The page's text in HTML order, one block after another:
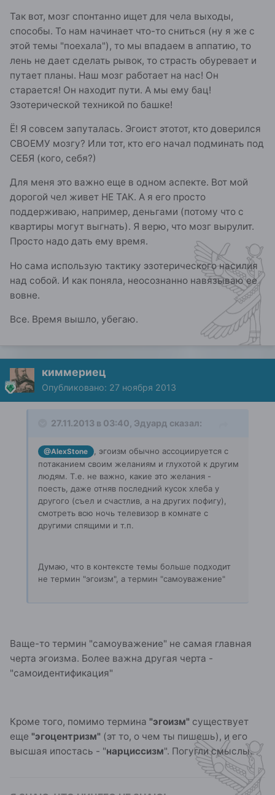
Так вот, мозг спонтанно ищет для чела выходы,
способы. То нам начинает что-то сниться (ну я же с
этой темы "поехала"), то мы впадаем в аппатию, то
лень не дает сделать рывок, то страсть обуревает и
путает планы. Наш мозг работает на нас! Он
старается! Он находит пути. А мы ему бац!
Эзотерической техникой по башке!
Ё! Я совсем запуталась. Эгоист этотот, кто доверился
СВОЕМУ мозгу? Или тот, кто его начал подминать под
СЕБЯ (кого, себя?)
Для меня это важно еще в одном аспекте. Вот мой
дорогой чел живет НЕ ТАК. А я его просто
поддерживаю, например, деньгами (потому что с
квартиры могут выгнать). Я верю, что мозг вырулит.
Просто надо дать ему время.
Но сама использую тактику эзотерического насилия
над собой. И как поняла, неосознанно навязываю ее
вовне.
Все. Время вышло, убегаю.
киммериец
Опубликовано: 27 ноября 2013
27.11.2013 в 03:40, Эдуард сказал:
@AlexStone
, эгоизм обычно ассоциируется с
потаканием своим желаниям и глухотой к другим
людям. Т.е. не важно, какие это желания -
поесть, даже отняв последний кусок хлеба у
другого (съел и счастлив, а на других пофигу),
смотреть всю ночь телевизор в комнате с
другими спящими и т.п.
Думаю, что в контексте темы больше подходит
не термин "эгоизм", а термин "самоуважение"
Ваще-то термин "самоуважение" не самая главная
черта эгоизма. Более важна другая черта -
"самоидентификация"
Кроме того, помимо термина "эгоизм" существует
еще "эгоцентризм" (эт то, о чем ты пишешь), и его
высшая ипостась - "нарциссизм". Погугли смыслы.